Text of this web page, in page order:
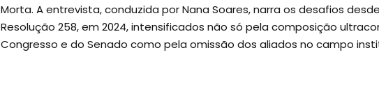
Morta. A entrevista, conduzida por Nana Soares, narra os desafios
Resolução 258, em 2024, intensificados não só pela composição
Congresso e do Senado como pela omissão dos aliados no campo